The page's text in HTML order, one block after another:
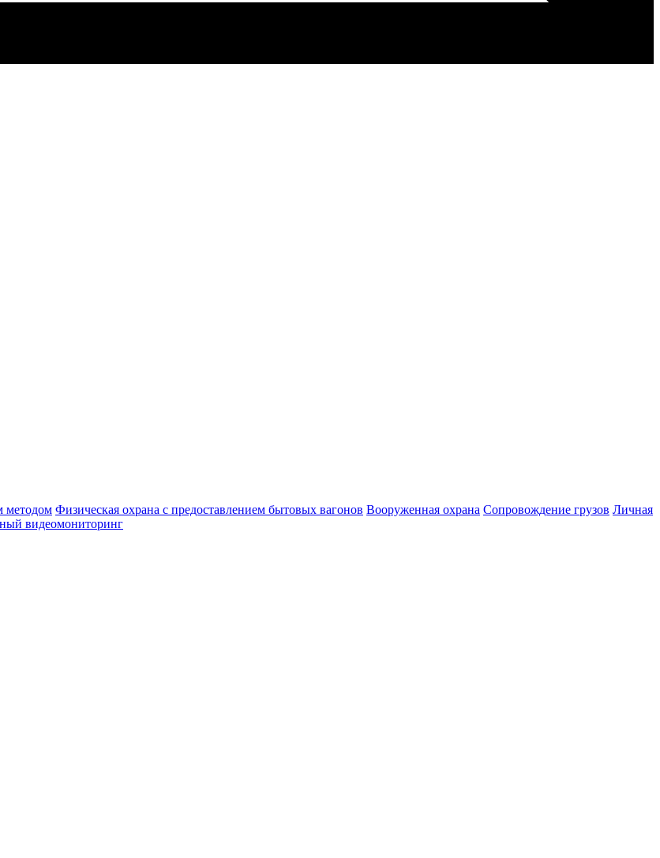
методом Физическая охрана с предоставлением бытовых вагонов Вооруженная охрана Сопровождение грузов Личная
видеомониторинг